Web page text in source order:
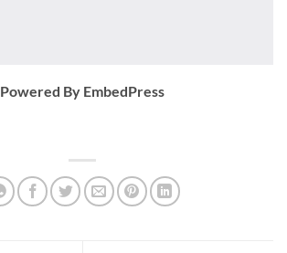
Powered By EmbedPress